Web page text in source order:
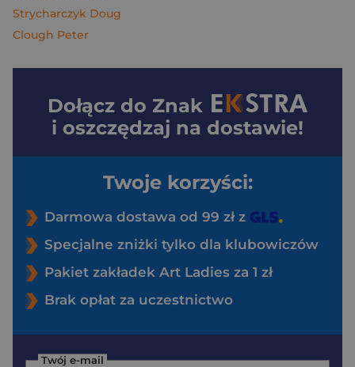
Strycharczyk Doug
Clough Peter
Dołącz do Znak
i oszczędzaj na dostawie!
Twoje korzyści:
Darmowa dostawa od 99 zł z
Specjalne zniżki tylko dla klubowiczów
Pakiet zakładek Art Ladies za 1 zł
Brak opłat za uczestnictwo
Twój e-mail